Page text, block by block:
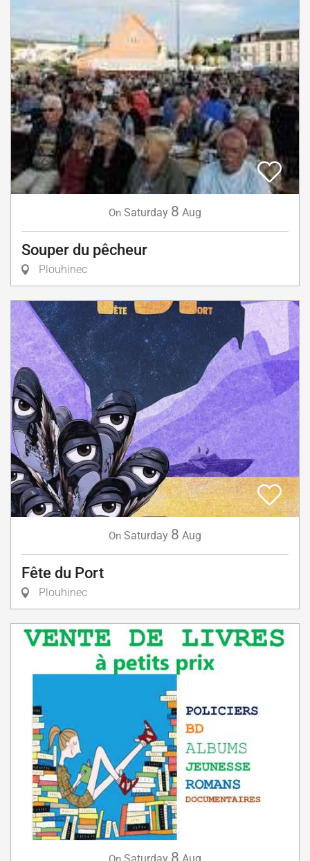
On Saturday 8 Aug
Souper du pêcheur
Plouhinec
On Saturday 8 Aug
Fête du Port
Plouhinec
Saturday 8 Aug